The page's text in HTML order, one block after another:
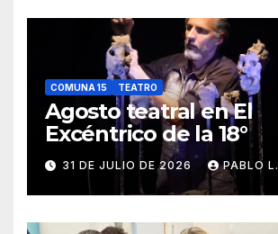
COMUNA 15 TEATRO
Agosto teatral en El
Excéntrico de la 18°
31 DE JULIO DE 2026 PABLO L.